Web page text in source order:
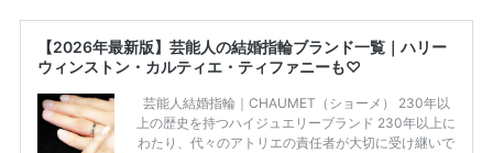
【2026年最新版】芸能人の結婚指輪ブランド一覧｜ハリー
ウィンストン・カルティエ・ティファニーも♡
芸能人結婚指輪｜CHAUMET（ショーメ） 230年以
上の歴史を持つハイジュエリーブランド 230年以上に
わたり、代々のアトリエの責任者が大切に受け継いで